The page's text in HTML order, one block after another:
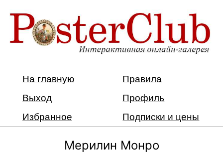
На главную
Правила
Выход
Профиль
Избранное
Подписки и цены
Мерилин Монро